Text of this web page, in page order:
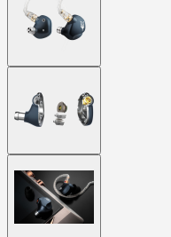
image
image
larger
image